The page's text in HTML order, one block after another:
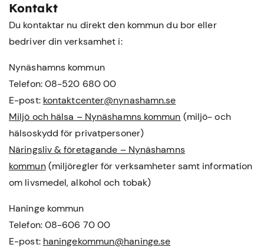
Kontakt
Du kontaktar nu direkt den kommun du bor eller
bedriver din verksamhet i:
Nynäshamns kommun
Telefon: 08-520 680 00
E-post: kontaktcenter@nynashamn.se
Miljö och hälsa – Nynäshamns kommun (miljö- och
hälsoskydd för privatpersoner)
Näringsliv & företagande – Nynäshamns
kommun(miljöregler för verksamheter samt information
om livsmedel, alkohol och tobak)
Haninge kommun
Telefon: 08-606 70 00
E-post: haningekommun@haninge.se